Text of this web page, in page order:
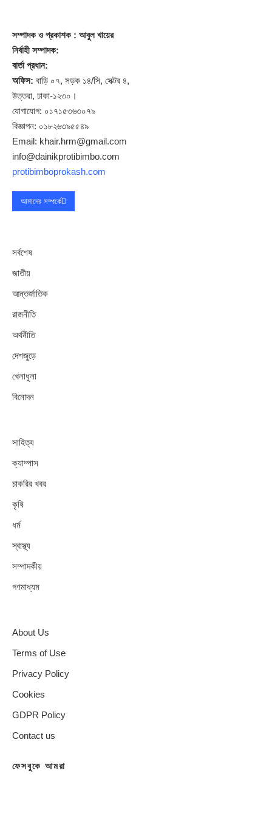
সম্পাদকও প্রকাশক : আবুল খায়ের
নির্বাহী সম্পাদক:
বার্তা প্রধান:
অফিস: বাড়ি ০৭, সড়ক ১৪/সি, সেক্টর ৪,
উত্তরা, ঢাকা-১২৩০।
যোগাযোগ: ০১৭১৫৩৬৩০৭৯
বিজ্ঞাপন: ০১৮২৬৩৯৫৫৪৯
Email: khair.hrm@gmail.com
info@dainikprotibimbo.com
protibimboprokash.com
আমাদের সম্পর্কে
সর্বশেষ
জাতীয়
আন্তর্জাতিক
রাজনীতি
অর্থনীতি
দেশজুড়ে
খেলাধুলা
বিনোদন
সাহিত্য
ক্যাম্পাস
চাকরির খবর
কৃষি
ধর্ম
স্বাস্থ্য
সম্পাদকীয়
গণমাধ্যম
About Us
Terms of Use
Privacy Policy
Cookies
GDPR Policy
Contact us
ফেসবুকে আমরা